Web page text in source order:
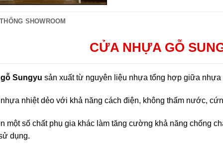
SHOWROOM
CỬA NHỰA GỖ
Sungyu sản xuất từ nguyên liệu nhựa tổng hợp giữa nhựa
nhiệt dẻo với khả năng cách điện, không thấm nước,
một số chất phụ gia khác làm tăng cường khả năng chống
dụng.